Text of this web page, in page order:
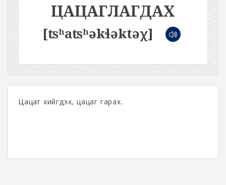
ЦАЦАГЛАГДАХ
[ʦʰaʦʰəkɬəktəχ]
Цацаг хийгдэх, цацаг гарах.